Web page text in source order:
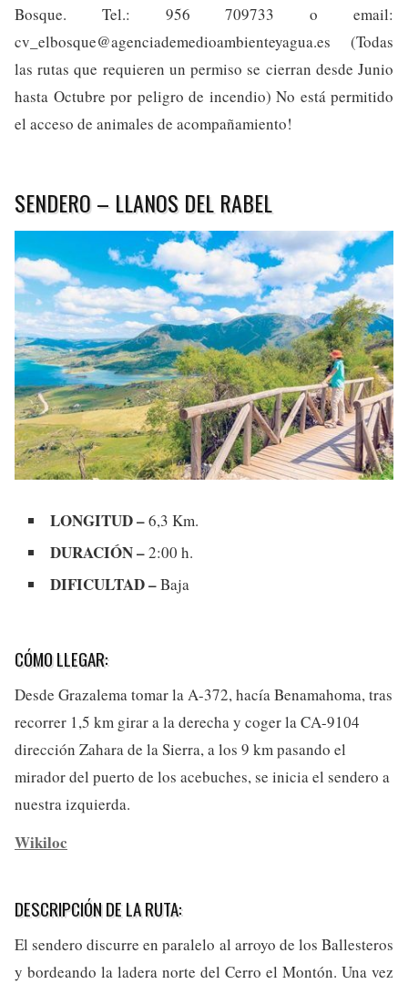
Bosque. Tel.: 956 709733 o email:
cv_elbosque@agenciademedioambienteyagua.es (Todas
las rutas que requieren un permiso se cierran desde Junio
hasta Octubre por peligro de incendio) No está permitido
el acceso de animales de acompañamiento!
SENDERO – LLANOS DEL RABEL
LONGITUD –6,3 Km.
DURACIÓN –2:00 h.
DIFICULTAD –Baja
CÓMO LLEGAR:
Desde Grazalema tomar la A-372, hacía Benamahoma, tras
recorrer 1,5 km girar a la derecha y coger la CA-9104
dirección Zahara de la Sierra, a los 9 km pasando el
mirador del puerto de los acebuches, se inicia el sendero a
nuestra izquierda.
Wikiloc
DESCRIPCIÓN DE LA RUTA:
El sendero discurre en paralelo al arroyo de los Ballesteros
y bordeando la ladera norte del Cerro el Montón. Una vez